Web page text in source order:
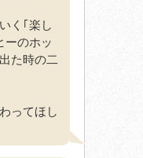
く｢楽し
ーのホッ
た時の二
ってほし